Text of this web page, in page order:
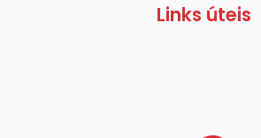
Links úteis